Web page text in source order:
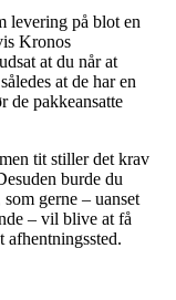
levering på blot en
Kronos
at du når at
at de har en
de pakkeansatte
tit stiller det krav
burde du
gerne – uanset
– vil blive at få